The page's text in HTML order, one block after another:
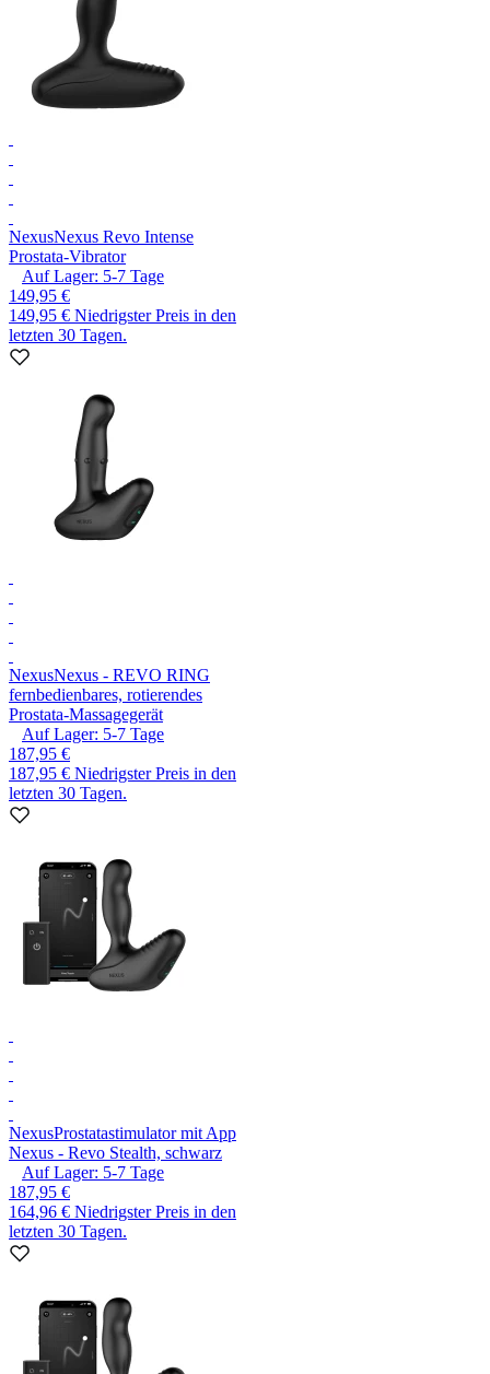
NexusNexus Revo Intense
Prostata-Vibrator
Auf Lager: 5-7 Tage
149,95 €
149,95 € Niedrigster Preis in den
letzten 30 Tagen.
NexusNexus - REVO RING
fernbedienbares, rotierendes
Prostata-Massagegerät
Auf Lager: 5-7 Tage
187,95 €
187,95 € Niedrigster Preis in den
letzten 30 Tagen.
NexusProstatastimulator mit App
Nexus - Revo Stealth, schwarz
Auf Lager: 5-7 Tage
187,95 €
164,96 € Niedrigster Preis in den
letzten 30 Tagen.